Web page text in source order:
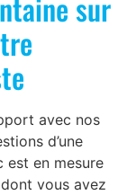
sur
avec nos
d’une
en mesure
vous avez